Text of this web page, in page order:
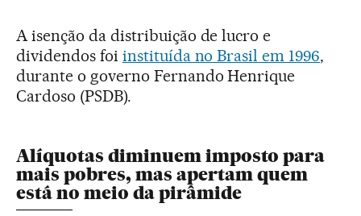
A isenção da distribuição de lucro e
dividendos foi instituída no Brasil em 1996,
durante o governo Fernando Henrique
Cardoso (PSDB).
Alíquotas diminuem imposto para
mais pobres, mas apertam quem
está no meio da pirâmide